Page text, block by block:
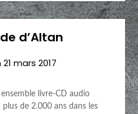
d’Altan
21 mars 2017
ensemble livre-CD audio
de 2.000 ans dans les